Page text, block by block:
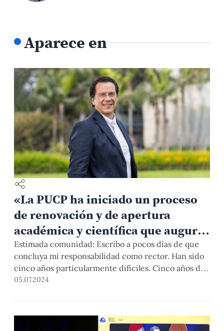
Aparece en
«La PUCP ha iniciado un proceso
de renovación y de apertura
académica y científica que augura
un futuro prometedor»
Estimada comunidad: Escribo a pocos días de que
concluya mi responsabilidad como rector. Han sido
cinco años particularmente difíciles. Cinco años de
crisis sucesivas, políticas y sociales, con una
general en el país; cinco años en […]
05.07.2024